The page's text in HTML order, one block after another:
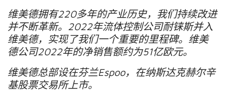
维美德拥有220多年的产业历史，我们持续改进
并不断革新。 2022年流体控制公司耐铼斯并入
维美德，实现了我们一个重要的里程碑。维美
德公司2022年的净销售额约为51亿欧元。
维美德总部设在芬兰Espoo，在纳斯达克赫尔辛
基股票交易所上市。